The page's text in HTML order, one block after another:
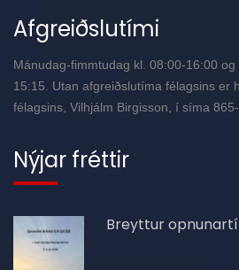
Afgreiðslutími
Mánudag-fimmtudag kl. 08:00-16:00
15:15. Utan afgreiðslutíma félagsins er
félagsins, Vilhjálm Birgisson, í síma 865-
Nýjar fréttir
Breyttur